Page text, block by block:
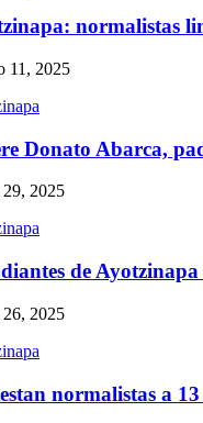
normalistas
11, 2025
Donato Abarca,
2025
de
26, 2025
normalistas a